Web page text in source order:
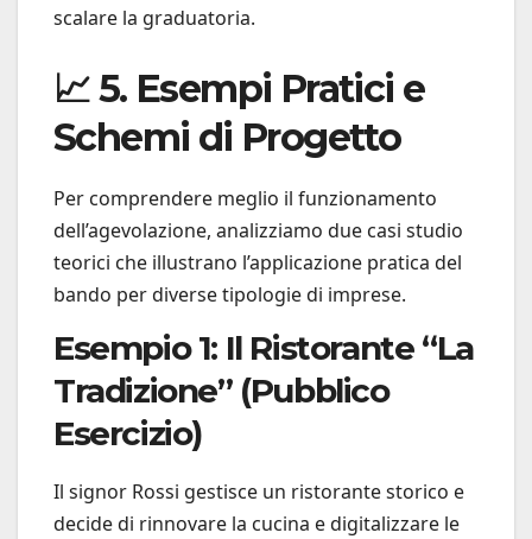
scalare la graduatoria.
📈 5. Esempi Pratici e
Schemi di Progetto
Per comprendere meglio il funzionamento
dell’agevolazione, analizziamo due casi studio
teorici che illustrano l’applicazione pratica del
bando per diverse tipologie di imprese.
Esempio 1: Il Ristorante “La
Tradizione” (Pubblico
Esercizio)
Il signor Rossi gestisce un ristorante storico e
decide di rinnovare la cucina e digitalizzare le